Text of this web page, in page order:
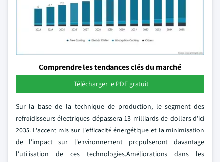
Comprendre les tendances clés du marché
Télécharger le PDF gratuit
Sur la base de la technique de production, le segment des
refroidisseurs électriques dépassera 13 milliards de dollars d'ici
2035. L'accent mis sur l'efficacité énergétique et la minimisation
de l'impact sur l'environnement propulseront davantage
l'utilisation de ces technologies.Améliorations dans les